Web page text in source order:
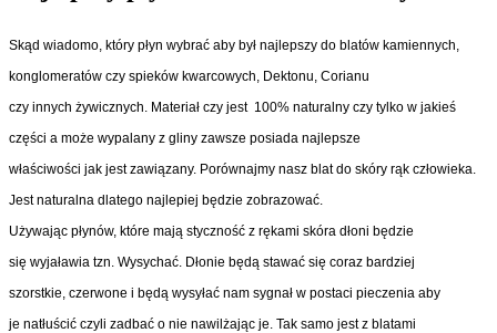
Skąd wiadomo, który płyn wybrać aby był najlepszy do blatów kamiennych,
konglomeratów czy spieków kwarcowych, Dektonu, Corianu
czy innych żywicznych. Materiał czy jest 100% naturalny czy tylko w jakieś
części a może wypalany z gliny zawsze posiada najlepsze
właściwości jak jest zawiązany. Porównajmy nasz blat do skóry rąk człowieka.
Jest naturalna dlatego najlepiej będzie zobrazować.
Używając płynów, które mają styczność z rękami skóra dłoni będzie
się wyjaławia tzn. Wysychać. Dłonie będą stawać się coraz bardziej
szorstkie, czerwone i będą wysyłać nam sygnał w postaci pieczenia aby
je natłuścić czyli zadbać o nie nawilżając je. Tak samo jest z blatami